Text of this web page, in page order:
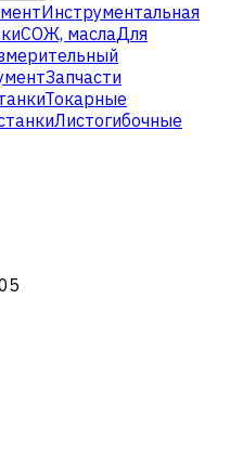
Инструментальная
СОЖ, маслаДля
Запчасти
Токарные
Листогибочные